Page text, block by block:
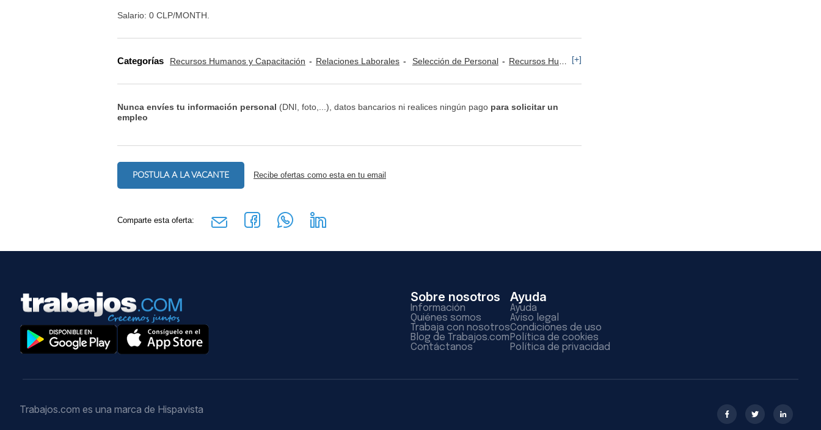
Salario: 0 CLP/MONTH.
Categorías Recursos Humanos y Capacitación Relaciones Laborales Selección de Personal Recursos Humanos: Selección de Personal [+]
Nunca envíes tu información personal (DNI, foto,...), datos bancarios ni realices ningún pago para solicitar un
empleo
POSTULA A LA VACANTE Recibe ofertas como esta en tu email
Comparte esta oferta:
Sobre nosotros
Información
Quiénes somos
Trabaja con nosotros
Blog de Trabajos.com
Contáctanos
Ayuda
Ayuda
Aviso legal
Condiciones de uso
Política de cookies
Política de privacidad
Trabajos.com es una marca de Hispavista